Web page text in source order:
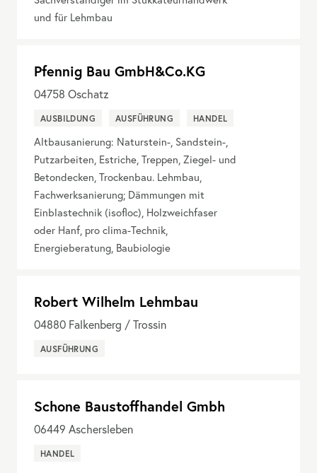
und für Lehmbau
Pfennig Bau GmbH&Co.KG
04758 Oschatz
AUSBILDUNG AUSFÜHRUNG HANDEL
Altbausanierung: Naturstein-, Sandstein-,
Putzarbeiten, Estriche, Treppen, Ziegel- und
Betondecken, Trockenbau. Lehmbau,
Fachwerksanierung; Dämmungen mit
Einblastechnik (isofloc), Holzweichfaser
oder Hanf, pro clima-Technik,
Energieberatung, Baubiologie
Robert Wilhelm Lehmbau
04880 Falkenberg / Trossin
AUSFÜHRUNG
Schone Baustoffhandel Gmbh
06449 Aschersleben
HANDEL